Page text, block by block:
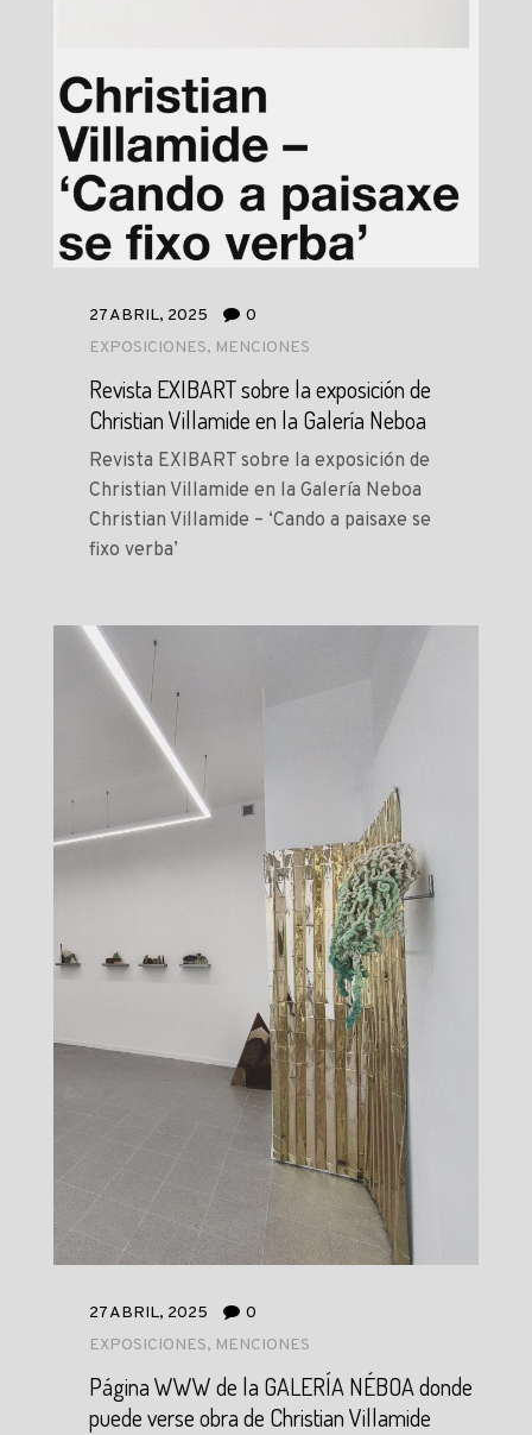
27 ABRIL, 2025
0
EXPOSICIONES, MENCIONES
Revista EXIBART sobre la exposición de
Christian Villamide en la Galería Neboa
Revista EXIBART sobre la exposición de
Christian Villamide en la Galería Neboa
Christian Villamide – ‘Cando a paisaxe se
fixo verba’
27 ABRIL, 2025
0
EXPOSICIONES, MENCIONES
Página WWW de la GALERÍA NÉBOA donde
puede verse obra de Christian Villamide